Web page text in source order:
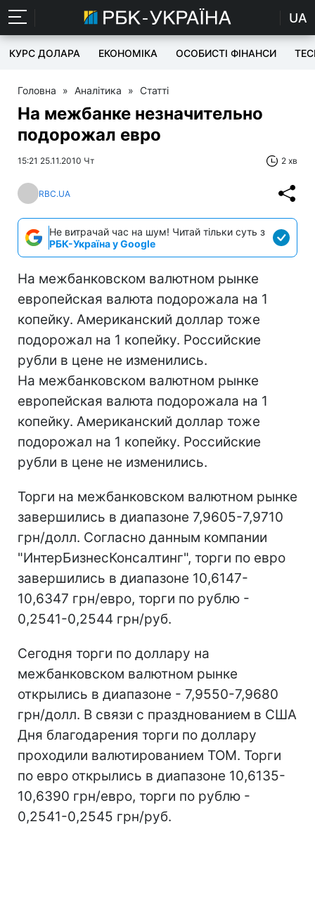
UA
КУРС ДОЛАРА ЕКОНОМІКА ОСОБИСТІ ФІНАНСИ
Головна » Аналітика » Статті
На межбанке незначительно
подорожал евро
15:21 25.11.2010 Чт 2 хв
RBC.UA
Не витрачай час на шум! Читай тільки суть з
РБК-Україна у Google
На межбанковском валютном рынке
европейская валюта подорожала на 1
копейку. Американский доллар тоже
подорожал на 1 копейку. Российские
рубли в цене не изменились.
На межбанковском валютном рынке
европейская валюта подорожала на 1
копейку. Американский доллар тоже
подорожал на 1 копейку. Российские
рубли в цене не изменились.
Торги на межбанковском валютном рынке
завершились в диапазоне 7,9605-7,9710
грн/долл. Согласно данным компании
"ИнтерБизнесКонсалтинг", торги по евро
завершились в диапазоне 10,6147-
10,6347 грн/евро, торги по рублю -
0,2541-0,2544 грн/руб.
Сегодня торги по доллару на
межбанковском валютном рынке
открылись в диапазоне - 7,9550-7,9680
грн/долл. В связи с празднованием в США
Дня благодарения торги по доллару
проходили валютированием ТОМ. Торги
по евро открылись в диапазоне 10,6135-
10,6390 грн/евро, торги по рублю -
0,2541-0,2545 грн/руб.